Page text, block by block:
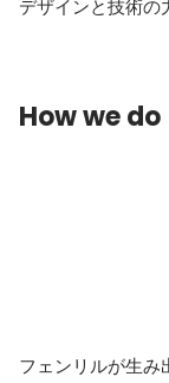
How we do
フェンリルが生み